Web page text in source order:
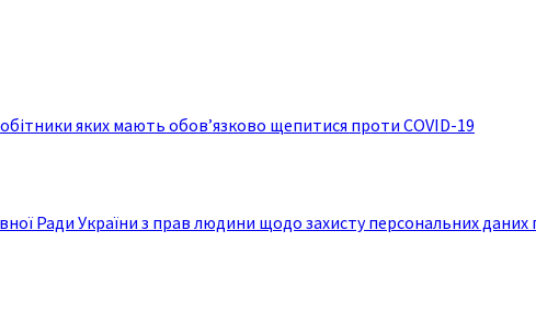
яких мають обов’язково щепитися проти COVID-19
Ради України з прав людини щодо захисту персональних даних